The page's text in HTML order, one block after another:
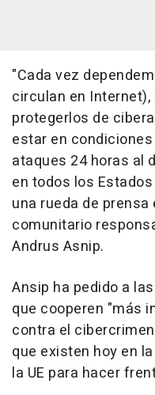
"Cada vez
circulan en
protegerlos de
estar en
ataques 24 horas al
en todos los
una rueda de
comunitario
Andrus Asnip.
Ansip ha pedido a
que cooperen "más
contra el
que existen hoy en
la UE para hacer